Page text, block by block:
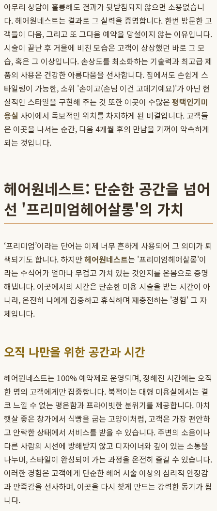
아무리 상담이 훌륭해도 결과가 뒷받침되지 않으면 소용없습니
다. 헤어원네스트는 결과로 그 실력을 증명합니다. 한번 방문한 고
객들이 다음, 그리고 또 그다음 예약을 망설이지 않는 이유입니다.
시술이 끝난 후 거울에 비친 모습은 고객이 상상했던 바로 그 모
습, 혹은 그 이상입니다. 손상도를 최소화하는 기술력과 최고급 제
품의 사용은 건강한 아름다움을 선사합니다. 집에서도 손쉽게 스
타일링이 가능한, 소위 '손이고(손님 이건 고데기예요)'가 아닌 현
실적인 스타일을 구현해 주는 것 또한 이곳이 수많은 평택인기미
용실 사이에서 독보적인 위치를 차지하게 된 비결입니다. 고객들
은 이곳을 나서는 순간, 다음 4개월 후의 만남을 기꺼이 약속하게
되는 것입니다.
헤어원네스트: 단순한 공간을 넘어
선 '프리미엄헤어살롱'의 가치
‘프리미엄’이라는 단어는 이제 너무 흔하게 사용되어 그 의미가 퇴
색되기도 합니다. 하지만헤어원네스트는 '프리미엄헤어살롱'이
라는 수식어가 얼마나 무겁고 가치 있는 것인지를 온몸으로 증명
해냅니다. 이곳에서의 시간은 단순한 미용 시술을 받는 시간이 아
니라, 온전히 나에게 집중하고 휴식하며 재충전하는 '경험' 그 자
체입니다.
오직 나만을 위한 공간과 시간
헤어원네스트는 100% 예약제로 운영되며, 정해진 시간에는 오직
한 명의 고객에게만 집중합니다. 북적이는 대형 미용실에서는 결
코 느낄 수 없는 평온함과 프라이빗한 분위기를 제공합니다. 마치
햇살 좋은 창가에서 식빵을 굽는 고양이처럼, 고객은 가장 편안하
고 안락한 상태에서 서비스를 받을 수 있습니다. 주변의 소음이나
다른 사람의 시선에 방해받지 않고 디자이너와 깊이 있는 소통을
나누며, 스타일이 완성되어 가는 과정을 온전히 즐길 수 있습니다.
이러한 경험은 고객에게 단순한 헤어 시술 이상의 심리적 안정감
과 만족감을 선사하며, 이곳을 다시 찾게 만드는 강력한 동기가 됩
니다.